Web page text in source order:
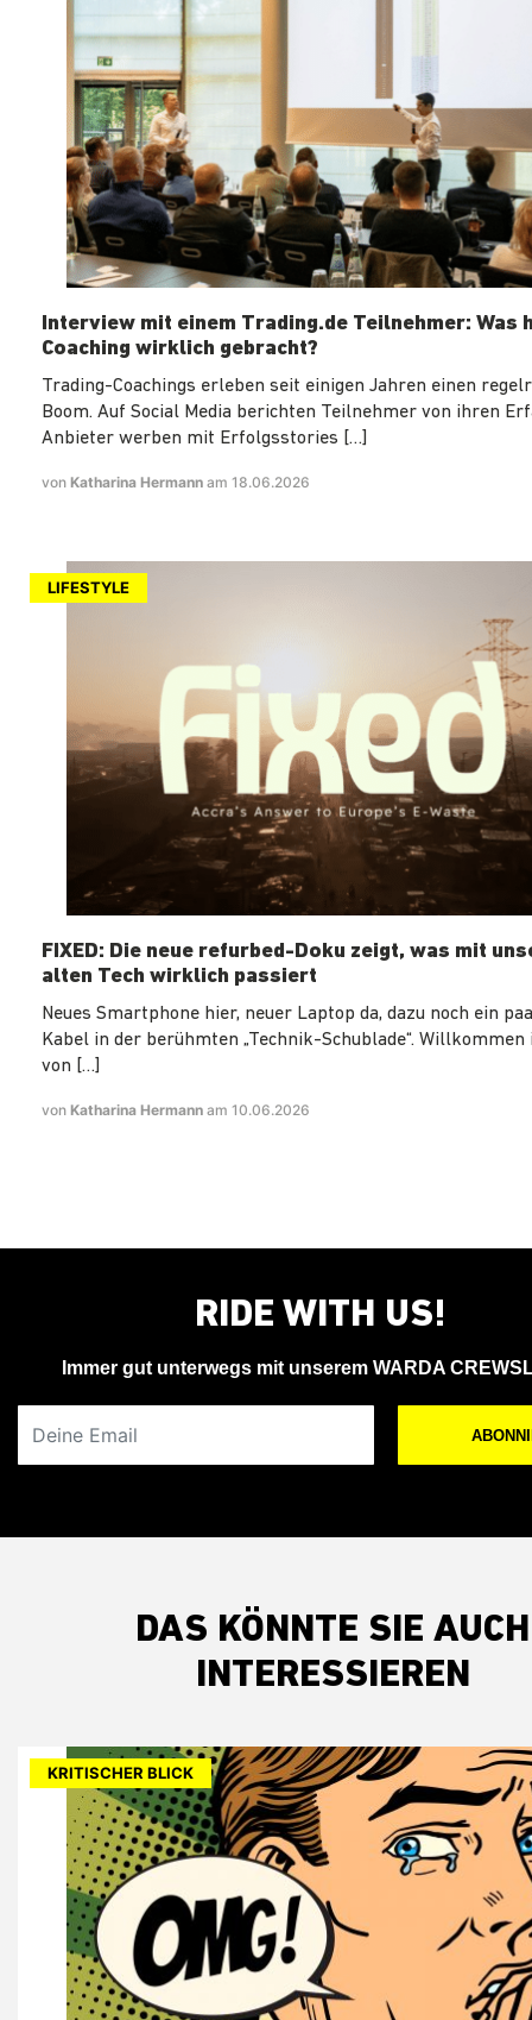
Interview mit einem Trading.de Teilnehmer: Was
Coaching wirklich gebracht?
Trading-Coachings erleben seit einigen Jahren einen
Boom. Auf Social Media berichten Teilnehmer von ihren
Anbieter werben mit Erfolgsstories […]
von Katharina Hermann am 18.06.2026
LIFESTYLE
FIXED: Die neue refurbed-Doku zeigt, was mit
alten Tech wirklich passiert
Neues Smartphone hier, neuer Laptop da, dazu noch ein
Kabel in der berühmten „Technik-Schublade“.
von […]
von Katharina Hermann am 10.06.2026
RIDE WITH US!
Immer gut unterwegs mit unserem WARDA
DAS KÖNNTE SIE AUCH
INTERESSIEREN
KRITISCHER BLICK